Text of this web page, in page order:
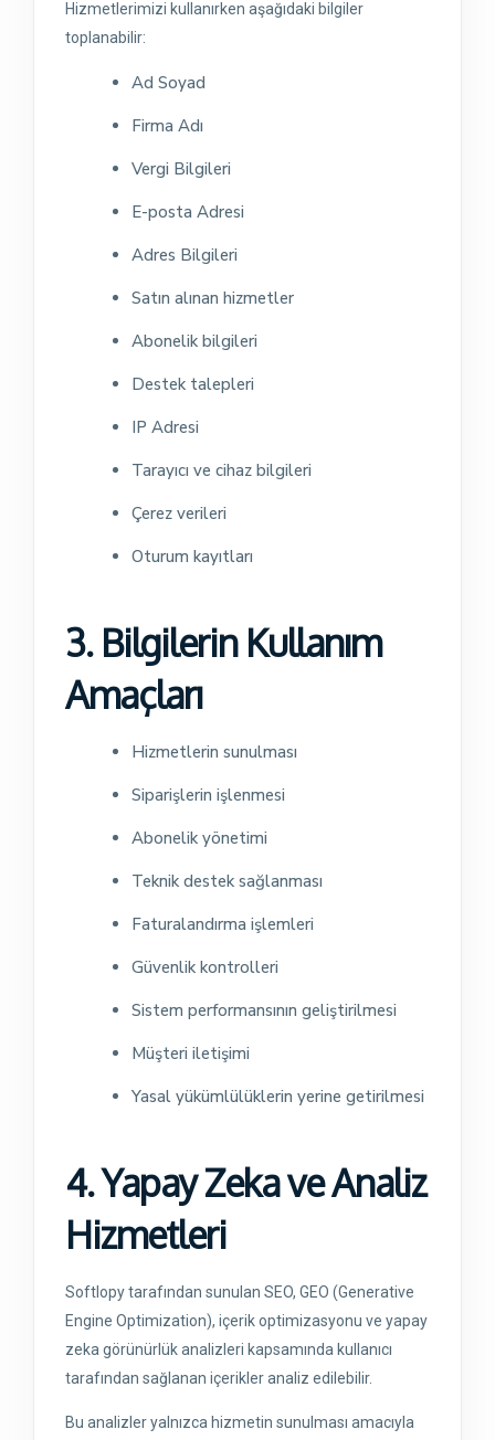
Hizmetlerimizi kullanırken aşağıdaki bilgiler
toplanabilir:
Ad Soyad
Firma Adı
Vergi Bilgileri
E-posta Adresi
Adres Bilgileri
Satın alınan hizmetler
Abonelik bilgileri
Destek talepleri
IP Adresi
Tarayıcı ve cihaz bilgileri
Çerez verileri
Oturum kayıtları
3. Bilgilerin Kullanım
Amaçları
Hizmetlerin sunulması
Siparişlerin işlenmesi
Abonelik yönetimi
Teknik destek sağlanması
Faturalandırma işlemleri
Güvenlik kontrolleri
Sistem performansının geliştirilmesi
Müşteri iletişimi
Yasal yükümlülüklerin yerine getirilmesi
4. Yapay Zeka ve Analiz
Hizmetleri
Softlopy tarafından sunulan SEO, GEO (Generative
Engine Optimization), içerik optimizasyonu ve yapay
zeka görünürlük analizleri kapsamında kullanıcı
tarafından sağlanan içerikler analiz edilebilir.
Bu analizler yalnızca hizmetin sunulması amacıyla